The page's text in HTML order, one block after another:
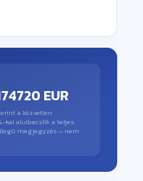
EUR
a közvetlen
kal alulbecslik a teljes
megjegyzés – nem